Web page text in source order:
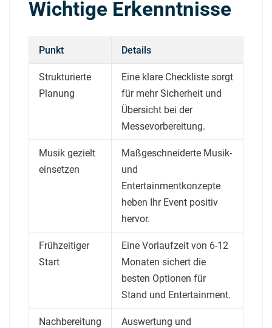
Wichtige Erkenntnisse
Punkt Details
Strukturierte
Planung
Eine klare Checkliste sorgt
für mehr Sicherheit und
Übersicht bei der
Messevorbereitung.
Musik gezielt
einsetzen
Maßgeschneiderte Musik-
und
Entertainmentkonzepte
heben Ihr Event positiv
hervor.
Frühzeitiger
Start
Eine Vorlaufzeit von 6-12
Monaten sichert die
besten Optionen für
Stand und Entertainment.
Nachbereitung
Auswertung und